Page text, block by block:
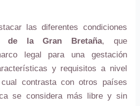
las diferentes condiciones
de la Gran Bretaña, que
legal para una gestación
y requisitos a nivel
contrasta con otros países
se considera más libre y sin